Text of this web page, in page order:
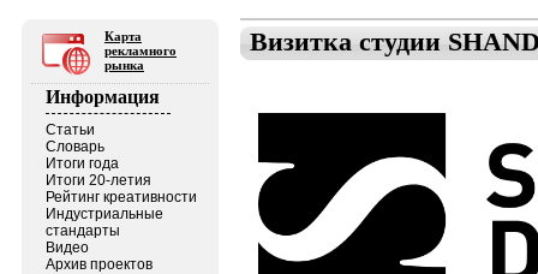
Карта
рекламного
рынка
Информация
Статьи
Словарь
Итоги года
Итоги 20-летия
Рейтинг креативности
Индустриальные
стандарты
Видео
Архив проектов
Визитка студии